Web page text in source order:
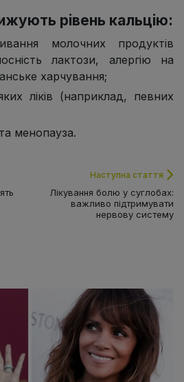
рівень кальцію:
молочних продуктів
лактози, алергію на
харчування;
ліків (наприклад, певних
менопауза.
Наступна стаття
Лікування болю у суглобах:
важливо підтримувати
нервову систему